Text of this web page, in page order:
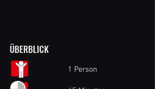
ÜBERBLICK
1 Person